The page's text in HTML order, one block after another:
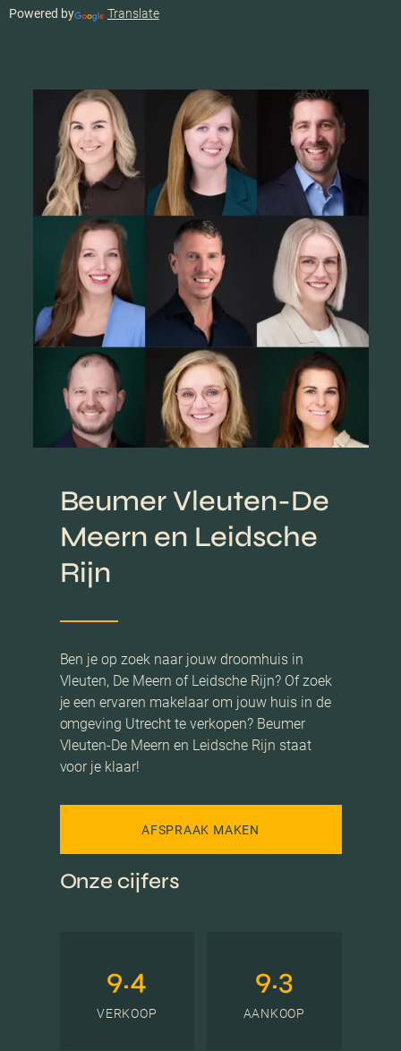
Powered by Translate
Beumer Vleuten-De
Meern en Leidsche
Rijn
Ben je op zoek naar jouw droomhuis in
Vleuten, De Meern of Leidsche Rijn? Of zoek
je een ervaren makelaar om jouw huis in de
omgeving Utrecht te verkopen? Beumer
Vleuten-De Meern en Leidsche Rijn staat
voor je klaar!
AFSPRAAK MAKEN
Onze cijfers
9.4
VERKOOP
9.3
AANKOOP